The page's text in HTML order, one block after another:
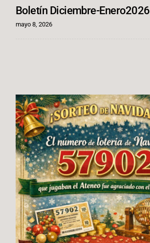
Boletín Diciembre-Enero2026
mayo 8, 2026